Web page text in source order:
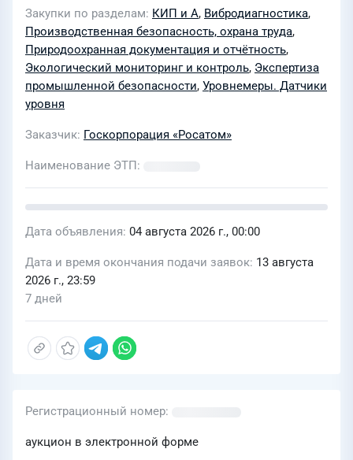
рабочих местах и загрязняющих
веществ в атмосферном воздухе на
границе санитарно-защитной зоны
для нужд Центрального филиала АО
«Атомспецтранс» г. Электросталь
Закупки по разделам КИП и А, Вибродиагностика,
Производственная безопасность, охрана труда,
Природоохранная документация и отчётность,
Экологический мониторинг и контроль, Экспертиза
промышленной безопасности, Уровнемеры. Датчики
уровня
Заказчик Госкорпорация «Росатом»
Наименование ЭТП
Дата объявления 04 августа 2026 г., 00:00
Дата и время окончания подачи заявок 13 августа
2026 г., 23:59
7 дней
Регистрационный номер
аукцион в электронной форме